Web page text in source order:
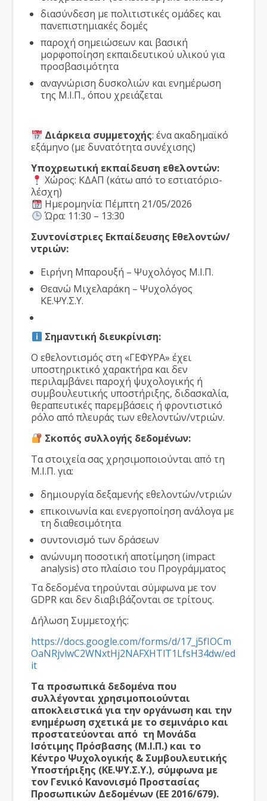
διασύνδεση με πολιτιστικές ομάδες και
πανεπιστημιακές δομές
παροχή σημειώσεων και βασική
μορφοποίηση εκπαιδευτικού υλικού για
προσβασιμότητα
αναγνώριση δυσκολιών και ενημέρωση
της Μ.Ι.Π., όπου χρειάζεται
Διάρκεια συμμετοχής: ένα ακαδημαϊκό
εξάμηνο (με δυνατότητα συνέχισης)
Υποχρεωτική εκπαίδευση εθελοντών:
Χώρος: ΚΔΑΠ (κάτω από το εστιατόριο-
λέσχη)
Ημερομηνία: Πέμπτη 21/05/2026
Ώρα: 11:30 – 13:30
Συντονίστριες Εκπαίδευσης Εθελοντών/
ντριών:
Ειρήνη Μπαρουξή – Ψυχολόγος Μ.Ι.Π.
Θεανώ Μιχελαράκη – Ψυχολόγος
ΚΕ.ΨΥ.Σ.Υ.
Σημαντική διευκρίνιση:
Ο εθελοντισμός στη «ΓΕΦΥΡΑ» έχει
υποστηρικτικό χαρακτήρα και δεν
περιλαμβάνει παροχή ψυχολογικής ή
συμβουλευτικής υποστήριξης, διδασκαλία,
θεραπευτικές παρεμβάσεις ή φροντιστικό
ρόλο από πλευράς των εθελοντών/ντριών.
Σκοπός συλλογής δεδομένων:
Τα στοιχεία σας χρησιμοποιούνται από τη
Μ.Ι.Π. για:
δημιουργία δεξαμενής εθελοντών/ντριών
επικοινωνία και ενεργοποίηση ανάλογα με
τη διαθεσιμότητα
συντονισμό των δράσεων
ανώνυμη ποσοτική αποτίμηση (impact
analysis) στο πλαίσιο του Προγράμματος
Τα δεδομένα τηρούνται σύμφωνα με τον
GDPR και δεν διαβιβάζονται σε τρίτους.
Δήλωση Συμμετοχής:
https://docs.google.com/forms/d/17_j5fIOCm
OaNRjvlwC2WNxtHj2NAFXHTlT1LfsH34dw/ed
it
Τα προσωπικά δεδομένα που
συλλέγονται χρησιμοποιούνται
αποκλειστικά για την οργάνωση και την
ενημέρωση σχετικά με το σεμινάριο και
προστατεύονται από τη Μονάδα
Ισότιμης Πρόσβασης (Μ.Ι.Π.) και το
Κέντρο Ψυχολογικής & Συμβουλευτικής
Υποστήριξης (ΚΕ.ΨΥ.Σ.Υ.), σύμφωνα με
τον Γενικό Κανονισμό Προστασίας
Προσωπικών Δεδομένων (ΕΕ 2016/679).